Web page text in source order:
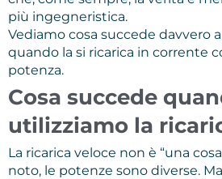
più ingegneristica.
Vediamo cosa succede davvero
quando la si ricarica in corrente
potenza.
Cosa succede
utilizziamo la
La ricarica veloce non è “una
noto, le potenze sono diverse.